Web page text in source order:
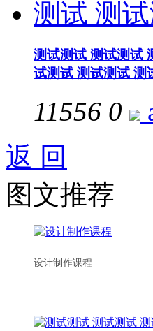
测试测试 测试测试
试测试 测试测试 测
11556 0
返 回
图文推荐
设计制作课程